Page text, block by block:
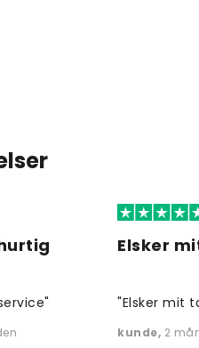
Elsker
"Elsker mit
kunde, 2